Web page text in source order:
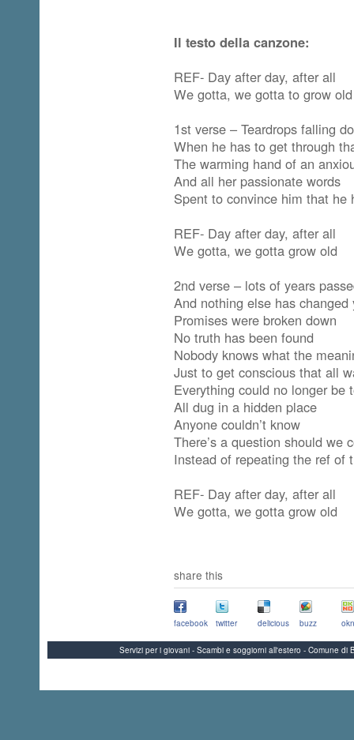
Il testo della canzone:
REF- Day after day, after all
We gotta, we gotta to grow old
1st verse – Teardrops falling
When he has to get through
The warming hand of an
And all her passionate words
Spent to convince him that he
REF- Day after day, after all
We gotta, we gotta grow old
2nd verse – lots of years
And nothing else has changed
Promises were broken down
No truth has been found
Nobody knows what the
Just to get conscious that all
Everything could no longer be
All dug in a hidden place
Anyone couldn’t know
There’s a question should we
Instead of repeating the ref of
REF- Day after day, after all
We gotta, we gotta grow old
share this
facebook twitter delicious buzz
Servizi per i giovani - Scambi e soggiorni all'estero - Comune